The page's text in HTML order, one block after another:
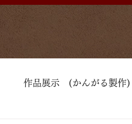
作品展示 (かんがる製作)